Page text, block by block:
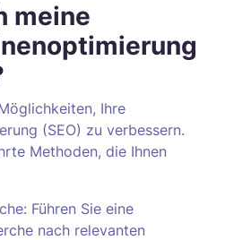
meine
Ihre
(SEO) zu verbessern.
Methoden, die Ihnen
Führen Sie eine
nach relevanten